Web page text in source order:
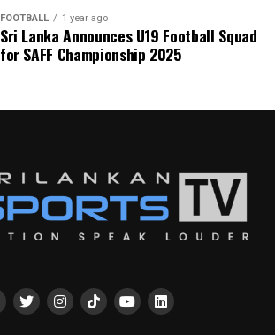
FOOTBALL 1 year ago
Sri Lanka Announces U19 Football Squad
for SAFF Championship 2025